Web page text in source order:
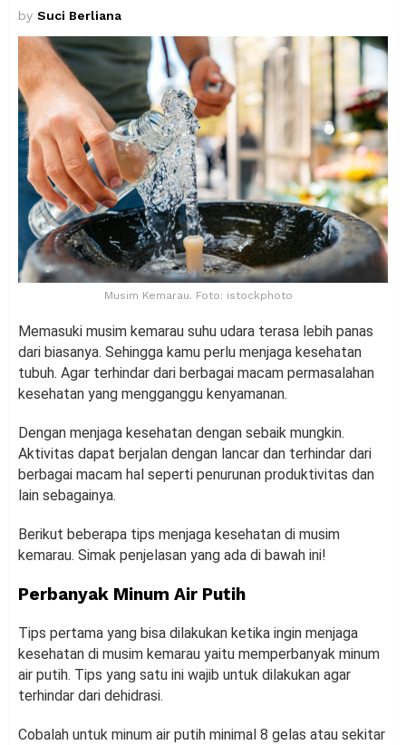
by Suci Berliana
Musim Kemarau. Foto: istockphoto
Memasuki musim kemarau suhu udara terasa lebih panas
dari biasanya. Sehingga kamu perlu menjaga kesehatan
tubuh. Agar terhindar dari berbagai macam permasalahan
kesehatan yang mengganggu kenyamanan.
Dengan menjaga kesehatan dengan sebaik mungkin.
Aktivitas dapat berjalan dengan lancar dan terhindar dari
berbagai macam hal seperti penurunan produktivitas dan
lain sebagainya.
Berikut beberapa tips menjaga kesehatan di musim
kemarau. Simak penjelasan yang ada di bawah ini!
Perbanyak Minum Air Putih
Tips pertama yang bisa dilakukan ketika ingin menjaga
kesehatan di musim kemarau yaitu memperbanyak minum
air putih. Tips yang satu ini wajib untuk dilakukan agar
terhindar dari dehidrasi.
Cobalah untuk minum air putih minimal 8 gelas atau sekitar